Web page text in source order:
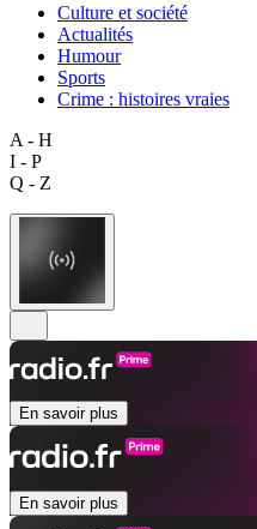
Culture et société
Actualités
Humour
Sports
Crime : histoires vraies
A - H
I - P
Q - Z
En savoir plus
En savoir plus